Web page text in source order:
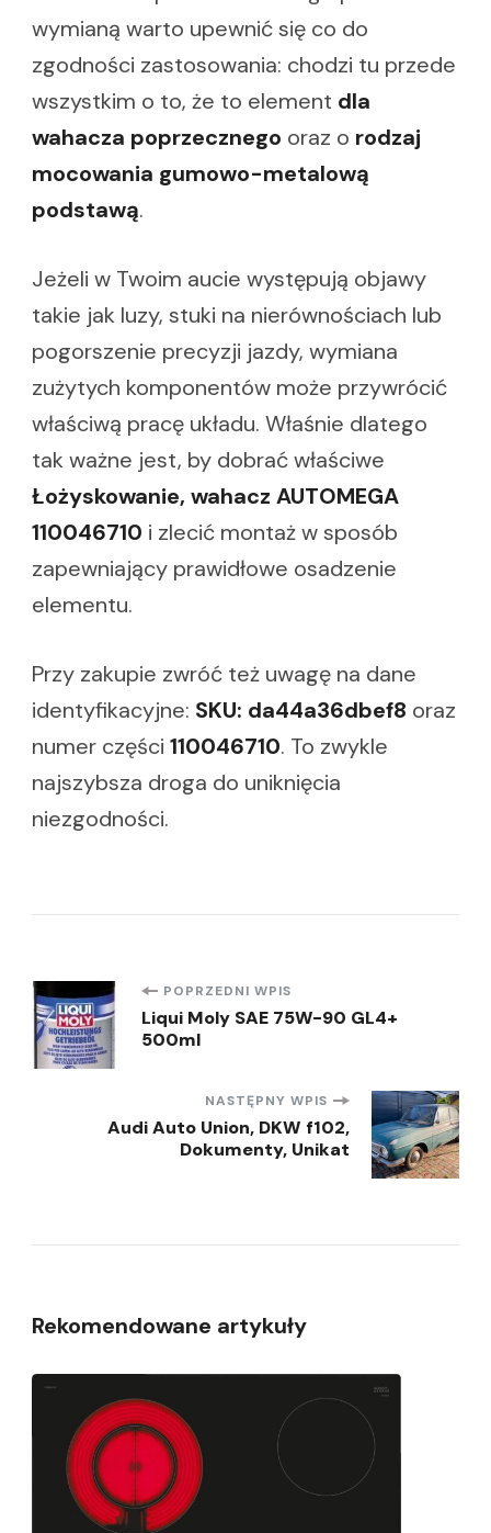
wymianą warto upewnić się co do
zgodności zastosowania: chodzi tu przede
wszystkim o to, że to element dla
wahacza poprzecznego oraz o rodzaj
mocowania gumowo-metalową
podstawą.
Jeżeli w Twoim aucie występują objawy
takie jak luzy, stuki na nierównościach lub
pogorszenie precyzji jazdy, wymiana
zużytych komponentów może przywrócić
właściwą pracę układu. Właśnie dlatego
tak ważne jest, by dobrać właściwe
Łożyskowanie, wahacz AUTOMEGA
110046710 i zlecić montaż w sposób
zapewniający prawidłowe osadzenie
elementu.
Przy zakupie zwróć też uwagę na dane
identyfikacyjne: SKU: da44a36dbef8 oraz
numer części 110046710. To zwykle
najszybsza droga do uniknięcia
niezgodności.
Nawigacja
wpisu
POPRZEDNI WPIS
Liqui Moly SAE 75W-90 GL4+
500ml
NASTĘPNY WPIS
Audi Auto Union, DKW f102,
Dokumenty, Unikat
Rekomendowane artykuły